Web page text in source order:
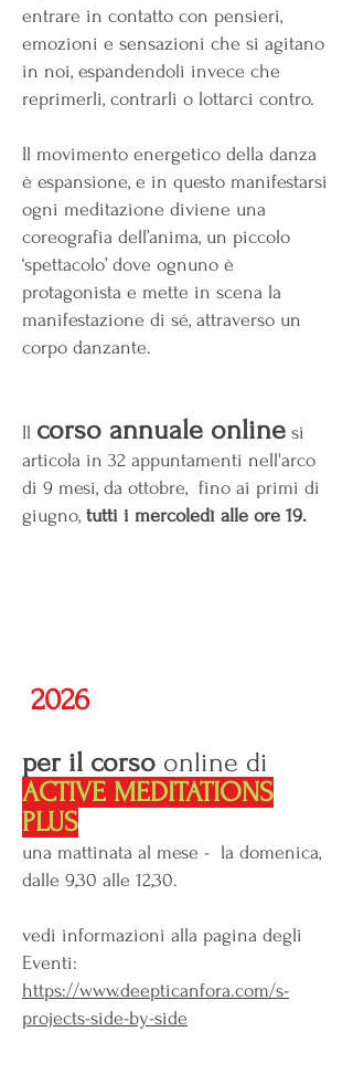
entrare in contatto con pensieri,
emozioni e sensazioni che si agitano
in noi, espandendoli invece che
reprimerli, contrarli o lottarci contro.
Il movimento energetico della danza
è espansione, e in questo manifestarsi
ogni meditazione diviene una
coreografia dell’anima, un piccolo
‘spettacolo’ dove ognuno è
protagonista e mette in scena la
manifestazione di sé, attraverso un
corpo danzante.
Il corso annuale online si
articola in 32 appuntamenti nell'arco
di 9 mesi, da ottobre, fino ai primi di
giugno, tutti i mercoledì alle ore 19.
2026
per il corso online di
ACTIVE MEDITATIONS
PLUS
una mattinata al mese - la domenica,
dalle 9,30 alle 12,30.​
vedi informazioni alla pagina degli
Eventi:
https://www.deepticanfora.com/s-
projects-side-by-side